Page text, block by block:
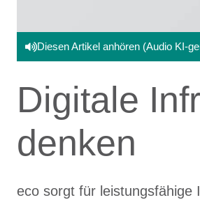
Diesen Artikel anhören (Audio KI-
Digitale
denken
eco sorgt für leistungsfähige